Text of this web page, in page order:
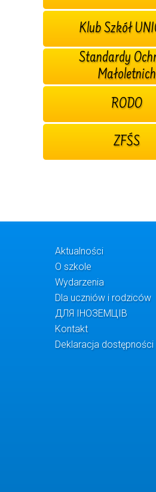
Klub Szkół
Standardy
Małoletnich
RODO
ZFŚS
Aktualności
O szkole
Wydarzenia
Dla uczniów i rodziców
ДЛЯ ІНОЗЕМЦІВ
Kontakt
Deklaracja dostępności